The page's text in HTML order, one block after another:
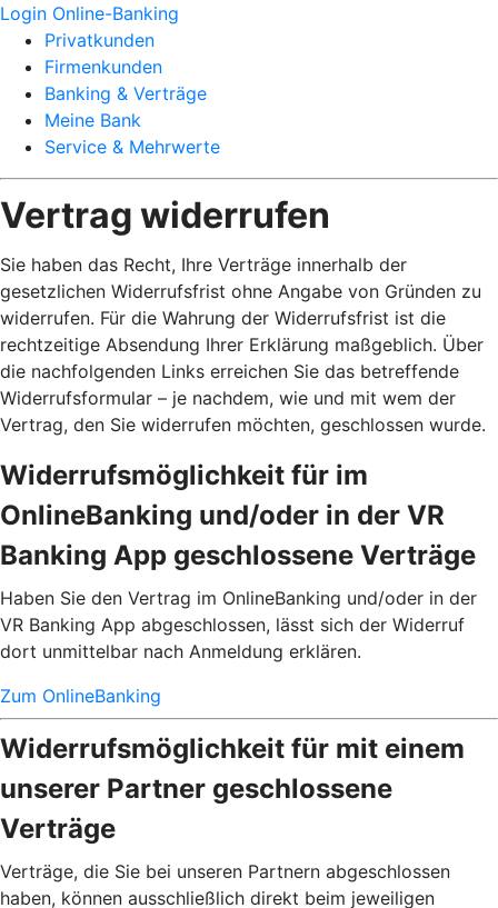
Login Online-Banking
Privatkunden
Firmenkunden
Banking & Verträge
Meine Bank
Service & Mehrwerte
Vertrag widerrufen
Sie haben das Recht, Ihre Verträge innerhalb der
gesetzlichen Widerrufsfrist ohne Angabe von Gründen zu
widerrufen. Für die Wahrung der Widerrufsfrist ist die
rechtzeitige Absendung Ihrer Erklärung maßgeblich. Über
die nachfolgenden Links erreichen Sie das betreffende
Widerrufsformular – je nachdem, wie und mit wem der
Vertrag, den Sie widerrufen möchten, geschlossen wurde.
Widerrufsmöglichkeit für im
OnlineBanking und/oder in der VR
Banking App geschlossene Verträge
Haben Sie den Vertrag im OnlineBanking und/oder in der
VR Banking App abgeschlossen, lässt sich der Widerruf
dort unmittelbar nach Anmeldung erklären.
Zum OnlineBanking
Widerrufsmöglichkeit für mit einem
unserer Partner geschlossene
Verträge
Verträge, die Sie bei unseren Partnern abgeschlossen
haben, können ausschließlich direkt beim jeweiligen